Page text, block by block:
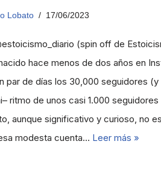
Lobato 17/06/2023
(spin off de
hace menos de dos años en
par de días los 30,000 seguidores
ritmo de unos casi 1.000
aunque significativo y curioso, no
modesta cuenta… Leer más »